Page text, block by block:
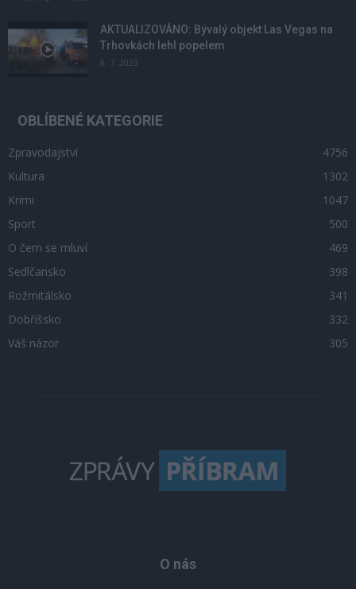
AKTUALIZOVÁNO: Bývalý objekt Las Vegas na
Trhovkách lehl popelem
8. 7. 2023
OBLÍBENÉ KATEGORIE
Zpravodajství
4756
Kultura
1302
Krimi
1047
Sport
500
O čem se mluví
469
Sedlčansko
398
Rožmitálsko
341
Dobříšsko
332
Váš názor
305
O nás